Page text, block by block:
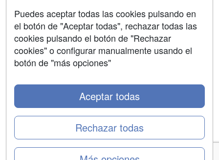
Copyright 2000-2026 Formazion Web, S.L. - Calle
Fermín Caballero, 62 - 28034 Madrid Tel: 91 533 70 78
Puedes aceptar todas las cookies pulsando en
el botón de "Aceptar todas", rechazar todas las
cookies pulsando el botón de "Rechazar
cookies" o configurar manualmente usando el
botón de "más opciones"
Rechazar todas
Aceptar todas